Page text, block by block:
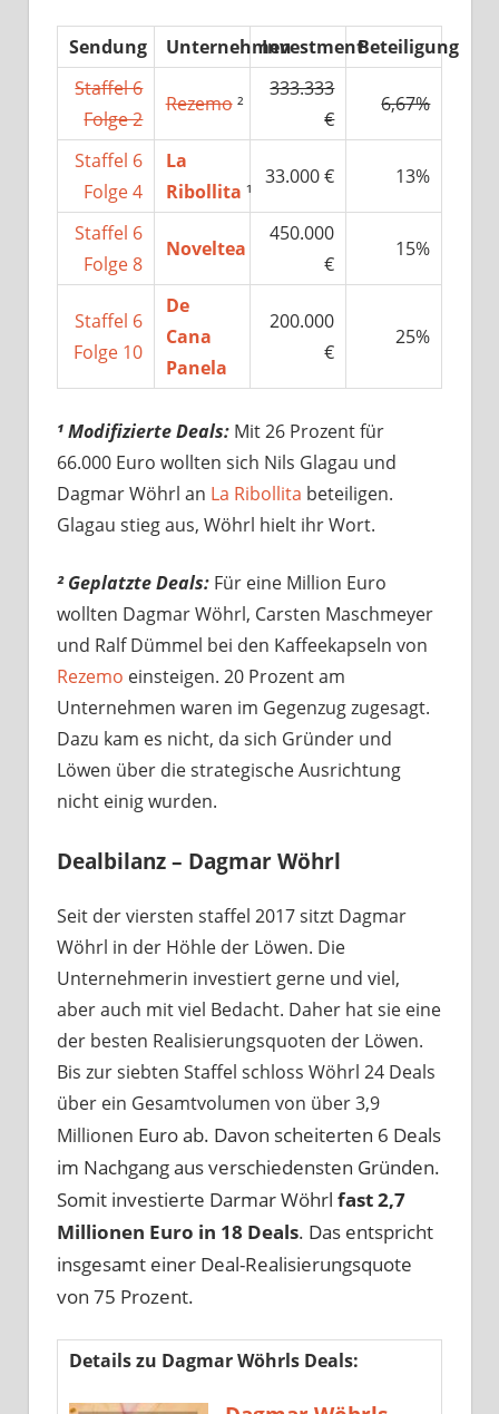
Sendung UnternehmenInvestmentBeteiligung
Staffel 6
Folge 2
Rezemo²
333.333
€
6,67%
Staffel 6
Folge 4
La
Ribollita ¹
33.000 € 13%
Staffel 6
Folge 8
Noveltea
450.000
€
15%
Staffel 6
Folge 10
De
Cana
Panela
200.000
€
25%
¹ Modifizierte Deals: Mit 26 Prozent für
66.000 Euro wollten sich Nils Glagau und
Dagmar Wöhrl an La Ribollita beteiligen.
Glagau stieg aus, Wöhrl hielt ihr Wort.
² Geplatzte Deals: Für eine Million Euro
wollten Dagmar Wöhrl, Carsten Maschmeyer
und Ralf Dümmel bei den Kaffeekapseln von
Rezemo einsteigen. 20 Prozent am
Unternehmen waren im Gegenzug zugesagt.
Dazu kam es nicht, da sich Gründer und
Löwen über die strategische Ausrichtung
nicht einig wurden.
Dealbilanz – Dagmar Wöhrl
Seit der viersten staffel 2017 sitzt Dagmar
Wöhrl in der Höhle der Löwen. Die
Unternehmerin investiert gerne und viel,
aber auch mit viel Bedacht. Daher hat sie eine
der besten Realisierungsquoten der Löwen.
Bis zur siebten Staffel schloss Wöhrl 24 Deals
über ein Gesamtvolumen von über 3,9
Millionen Euro ab. Davon scheiterten 6 Deals
im Nachgang aus verschiedensten Gründen.
Somit investierte Darmar Wöhrl fast 2,7
Millionen Euro in 18 Deals. Das entspricht
insgesamt einer Deal-Realisierungsquote
von 75 Prozent.
Details zu Dagmar Wöhrls Deals: